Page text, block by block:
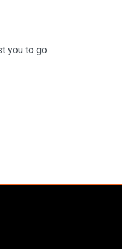
you to go